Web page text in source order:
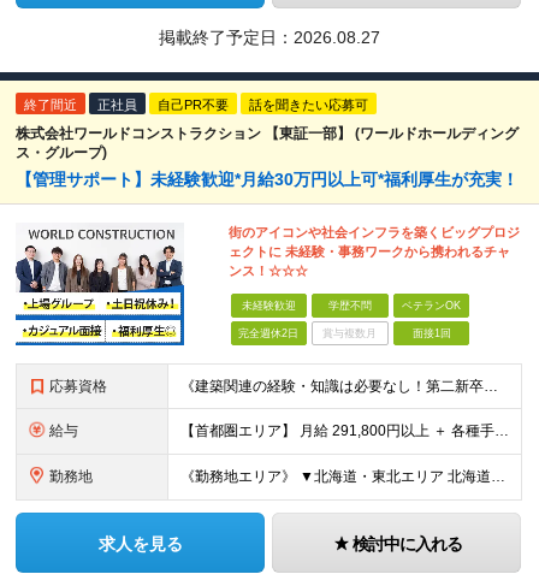
掲載終了予定日： 2026.08.27
終了間近 正社員 自己PR不要 話を聞きたい応募可
株式会社ワールドコンストラクション 【東証一部】 (ワールドホールディング
ス・グループ)
【管理サポート】未経験歓迎*月給30万円以上可*福利厚生が充実！
街のアイコンや社会インフラを築くビッグプロジ
ェクトに 未経験・事務ワークから携われるチャ
ンス！☆☆☆
未経験歓迎 学歴不問 ベテランOK
完全週休2日 賞与複数月 面接1回
応募資格 《建築関連の経験・知識は必要なし！第二新卒歓迎》 ◎学歴・経歴・性別不問 ★20～30代メンバーが活躍中 ★U・Iターン歓迎 《応募条件》 ◆35歳までの方（若年層の長期キャリア形成を図るため） ※
給与 【首都圏エリア】 月給 291,800円以上 ＋ 各種手当 【北関東エリア】 月給 264,260円以上 ＋ 各種手当 【関西・四国エリア】 月給 278,040円以上 ＋ 各種手当 【中部エリ
勤務地 《勤務地エリア》 ▼北海道・東北エリア 北海道、青森県、秋田県、宮城県、岩手県、山形県、福島県 ▼関東エリア 東京都、神奈川県、埼玉県、茨城県、千葉県、群馬県、栃木県 ▼東海・北陸エリア 新潟県、
求人を見る 検討中に入れる